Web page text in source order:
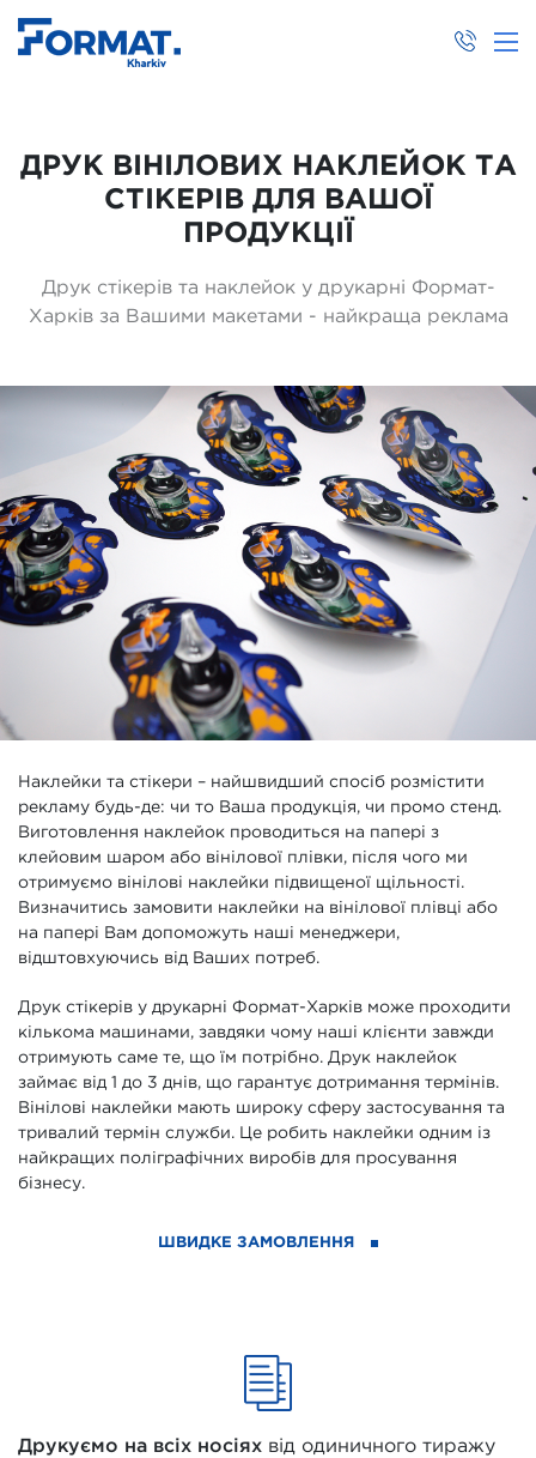
ДРУК ВІНІЛОВИХ НАКЛЕЙОК ТА
СТІКЕРІВ ДЛЯ ВАШОЇ
ПРОДУКЦІЇ
Друк стікерів та наклейок у друкарні Формат-
Харків за Вашими макетами - найкраща реклама
Наклейки та стікери – найшвидший спосіб розмістити
рекламу будь-де: чи то Ваша продукція, чи промо стенд.
Виготовлення наклейок проводиться на папері з
клейовим шаром або вінілової плівки, після чого ми
отримуємо вінілові наклейки підвищеної щільності.
Визначитись замовити наклейки на вінілової плівці або
на папері Вам допоможуть наші менеджери,
відштовхуючись від Ваших потреб.
Друк стікерів у друкарні Формат-Харків може проходити
кількома машинами, завдяки чому наші клієнти завжди
отримують саме те, що їм потрібно. Друк наклейок
займає від 1 до 3 днів, що гарантує дотримання термінів.
Вінілові наклейки мають широку сферу застосування та
тривалий термін служби. Це робить наклейки одним із
найкращих поліграфічних виробів для просування
бізнесу.
ШВИДКЕ ЗАМОВЛЕННЯ
Друкуємо на всіх носіях від одиничного тиражу